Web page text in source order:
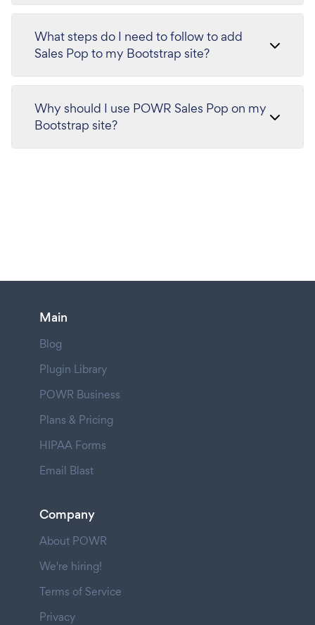
What steps do I need to follow to add
Sales Pop to my Bootstrap site?
Why should I use POWR Sales Pop on my
Bootstrap site?
Main
Blog
Plugin Library
POWR Business
Plans & Pricing
HIPAA Forms
Email Blast
Company
About POWR
We're hiring!
Terms of Service
Privacy